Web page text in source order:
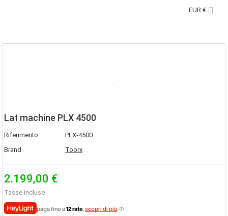
EUR € 
Lat machine PLX 4500
Riferimento
PLX-4500
Brand
Toorx
2.199,00 €
Tasse incluse
paga fino a12 rate, scopri di più